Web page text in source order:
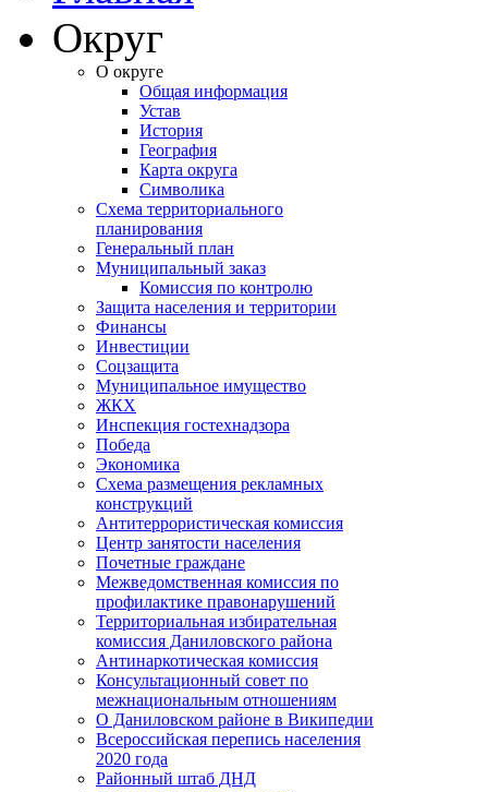
Округ
О округе
Общая информация
Устав
История
География
Карта округа
Символика
Схема территориального
планирования
Генеральный план
Муниципальный заказ
Комиссия по контролю
Защита населения и территории
Финансы
Инвестиции
Соцзащита
Муниципальное имущество
ЖКХ
Инспекция гостехнадзора
Победа
Экономика
Схема размещения рекламных
конструкций
Антитеррористическая комиссия
Центр занятости населения
Почетные граждане
Межведомственная комиссия по
профилактике правонарушений
Территориальная избирательная
комиссия Даниловского района
Антинаркотическая комиссия
Консультационный совет по
межнациональным отношениям
О Даниловском районе в Википедии
Всероссийская перепись населения
2020 года
Районный штаб ДНД